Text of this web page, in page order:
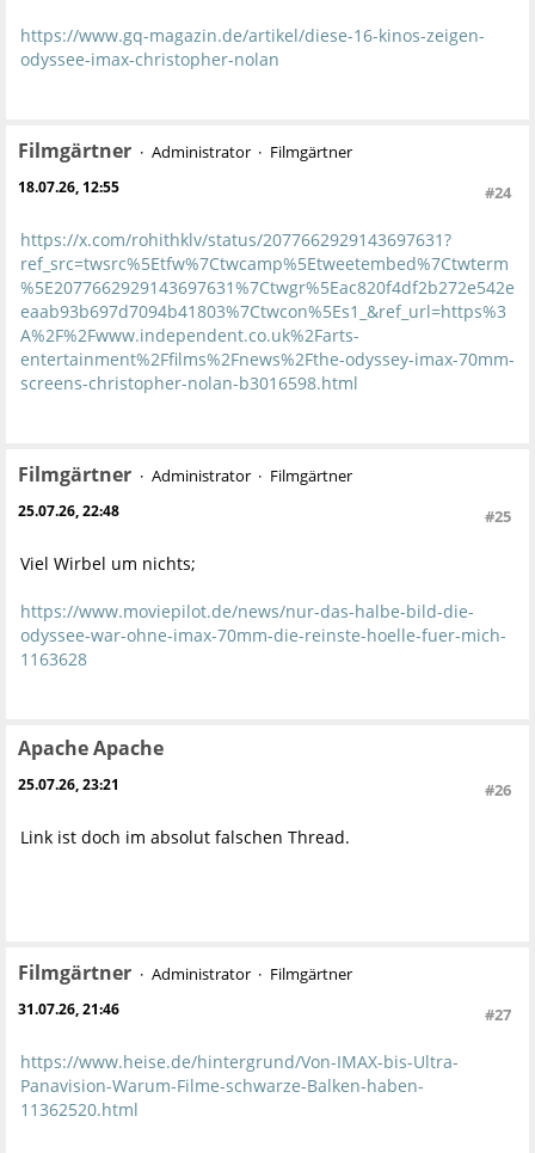
https://www.gq-magazin.de/artikel/diese-16-kinos-zeigen-
odyssee-imax-christopher-nolan
Filmgärtner Administrator Filmgärtner
18.07.26, 12:55 #24
https://x.com/rohithklv/status/2077662929143697631?
ref_src=twsrc%5Etfw%7Ctwcamp%5Etweetembed%7Ctwterm
%5E2077662929143697631%7Ctwgr%5Eac820f4df2b272e542e
eaab93b697d7094b41803%7Ctwcon%5Es1_&ref_url=https%3
A%2F%2Fwww.independent.co.uk%2Farts-
entertainment%2Ffilms%2Fnews%2Fthe-odyssey-imax-70mm-
screens-christopher-nolan-b3016598.html
Filmgärtner Administrator Filmgärtner
25.07.26, 22:48 #25
Viel Wirbel um nichts;
https://www.moviepilot.de/news/nur-das-halbe-bild-die-
odyssee-war-ohne-imax-70mm-die-reinste-hoelle-fuer-mich-
1163628
Apache Apache
25.07.26, 23:21 #26
Link ist doch im absolut falschen Thread.
Filmgärtner Administrator Filmgärtner
31.07.26, 21:46 #27
https://www.heise.de/hintergrund/Von-IMAX-bis-Ultra-
Panavision-Warum-Filme-schwarze-Balken-haben-
11362520.html